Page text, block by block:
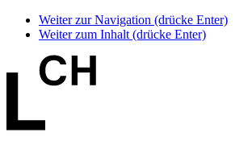
Weiter zur Navigation (drücke Enter)
Weiter zum Inhalt (drücke Enter)